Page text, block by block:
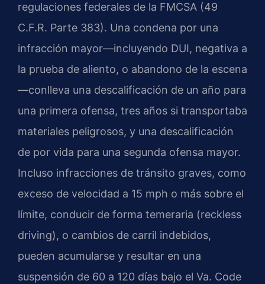
regulaciones federales de la FMCSA (49
C.F.R. Parte 383). Una condena por una
infracción mayor—incluyendo DUI, negativa a
la prueba de aliento, o abandono de la escena
—conlleva una descalificación de un año para
una primera ofensa, tres años si transportaba
materiales peligrosos, y una descalificación
de por vida para una segunda ofensa mayor.
Incluso infracciones de tránsito graves, como
exceso de velocidad a 15 mph o más sobre el
límite, conducir de forma temeraria (reckless
driving), o cambios de carril indebidos,
pueden acumularse y resultar en una
suspensión de 60 a 120 días bajo el Va. Code